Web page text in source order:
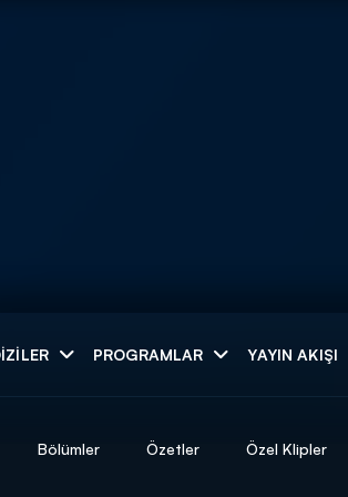
PROGRAMLAR YAYIN AKIŞI
Bölümler Özetler Özel Klipler